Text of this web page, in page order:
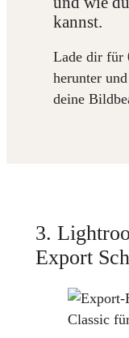
kannst.
Lade dir für
herunter
deine
3.
Export